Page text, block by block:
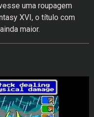
uma roupagem
XVI, o título com
maior.